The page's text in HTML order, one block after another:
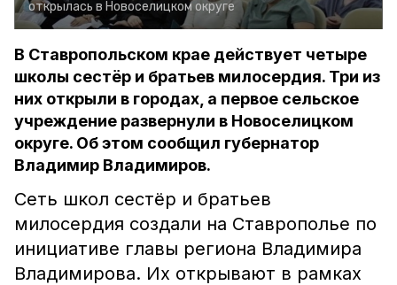
открылась в Новоселицком округе
В Ставропольском крае действует четыре
школы сестёр и братьев милосердия. Три из
них открыли в городах, а первое сельское
учреждение развернули в Новоселицком
округе. Об этом сообщил губернатор
Владимир Владимиров.
Сеть школ сестёр и братьев
милосердия создали на Ставрополье по
инициативе главы региона Владимира
Владимирова. Их открывают в рамках